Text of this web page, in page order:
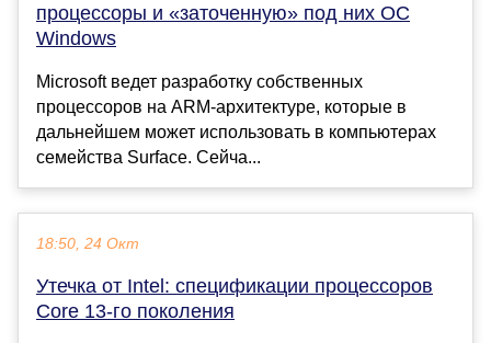
процессоры и «заточенную» под них ОС
Windows
Microsoft ведет разработку собственных
процессоров на ARM-архитектуре, которые в
дальнейшем может использовать в компьютерах
семейства Surface. Сейча...
18:50, 24 Окт
Утечка от Intel: спецификации процессоров
Core 13-го поколения